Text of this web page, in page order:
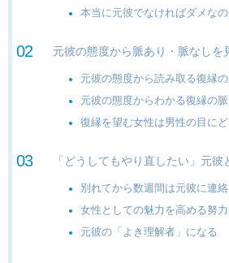
本当に元彼でなければダメな
元彼の態度から脈あり・脈なしを
元彼の態度から読み取る復縁
元彼の態度からわかる復縁の
復縁を望む女性は男性の目に
「どうしてもやり直したい」元彼
別れてから数週間は元彼に連
女性としての魅力を高める努
元彼の「よき理解者」になる